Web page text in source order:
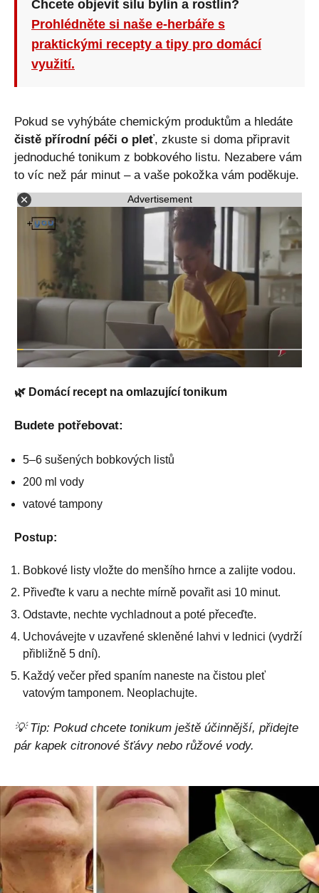
Chcete objevit sílu bylin a rostlin?
Prohlédněte si naše e-herbáře s
praktickými recepty a tipy pro domácí
využití.
Pokud se vyhýbáte chemickým produktům a hledáte
čistě přírodní péči o pleť, zkuste si doma připravit
jednoduché tonikum z bobkového listu. Nezabere vám
to víc než pár minut – a vaše pokožka vám poděkuje.
Advertisement
🌿 Domácí recept na omlazující tonikum
Budete potřebovat:
5–6 sušených bobkových listů
200 ml vody
vatové tampony
Postup:
Bobkové listy vložte do menšího hrnce a zalijte vodou.
Přiveďte k varu a nechte mírně povařit asi 10 minut.
Odstavte, nechte vychladnout a poté přeceďte.
Uchovávejte v uzavřené skleněné lahvi v lednici (vydrží
přibližně 5 dní).
Každý večer před spaním naneste na čistou pleť
vatovým tamponem. Neoplachujte.
💡 Tip: Pokud chcete tonikum ještě účinnější, přidejte
pár kapek citronové šťávy nebo růžové vody.